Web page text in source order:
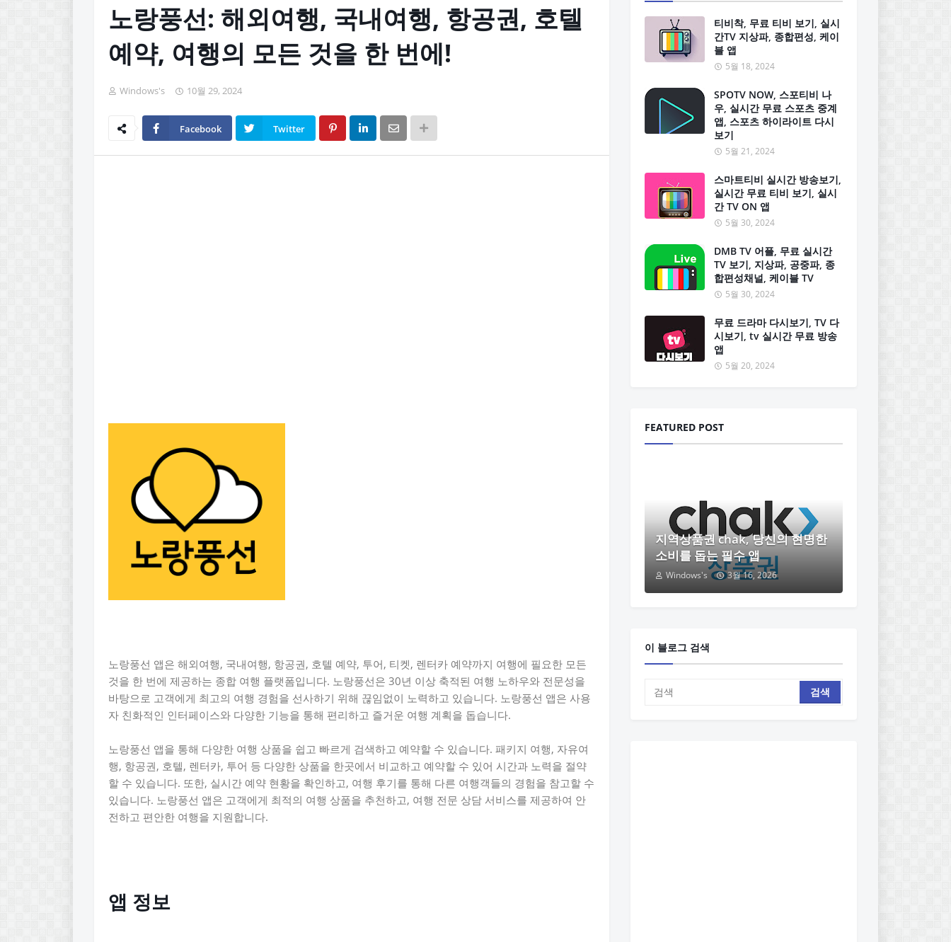
노랑풍선: 해외여행, 국내여행, 항공권, 호텔
예약, 여행의 모든 것을 한 번에!
Windows's 10월 29, 2024
Facebook Twitter
노랑풍선 앱은 해외여행, 국내여행, 항공권, 호텔 예약, 투어, 티켓, 렌터카 예약까지 여행에 필요한 모든
것을 한 번에 제공하는 종합 여행 플랫폼입니다. 노랑풍선은 30년 이상 축적된 여행 노하우와 전문성을
바탕으로 고객에게 최고의 여행 경험을 선사하기 위해 끊임없이 노력하고 있습니다. 노랑풍선 앱은 사용
자 친화적인 인터페이스와 다양한 기능을 통해 편리하고 즐거운 여행 계획을 돕습니다.
노랑풍선 앱을 통해 다양한 여행 상품을 쉽고 빠르게 검색하고 예약할 수 있습니다. 패키지 여행, 자유여
행, 항공권, 호텔, 렌터카, 투어 등 다양한 상품을 한곳에서 비교하고 예약할 수 있어 시간과 노력을 절약
할 수 있습니다. 또한, 실시간 예약 현황을 확인하고, 여행 후기를 통해 다른 여행객들의 경험을 참고할 수
있습니다. 노랑풍선 앱은 고객에게 최적의 여행 상품을 추천하고, 여행 전문 상담 서비스를 제공하여 안
전하고 편안한 여행을 지원합니다.
앱 정보
티비착, 무료 티비 보기, 실시
간TV 지상파, 종합편성, 케이
블 앱
5월 18, 2024
SPOTV NOW, 스포티비 나
우, 실시간 무료 스포츠 중계
앱, 스포츠 하이라이트 다시
보기
5월 21, 2024
스마트티비 실시간 방송보기,
실시간 무료 티비 보기, 실시
간 TV ON 앱
5월 30, 2024
DMB TV 어플, 무료 실시간
TV 보기, 지상파, 공중파, 종
합편성채널, 케이블 TV
5월 30, 2024
무료 드라마 다시보기, TV 다
시보기, tv 실시간 무료 방송
앱
5월 20, 2024
FEATURED POST
지역상품권 chak, 당신의 현명한
소비를 돕는 필수 앱
Windows's 3월 16, 2026
이 블로그 검색